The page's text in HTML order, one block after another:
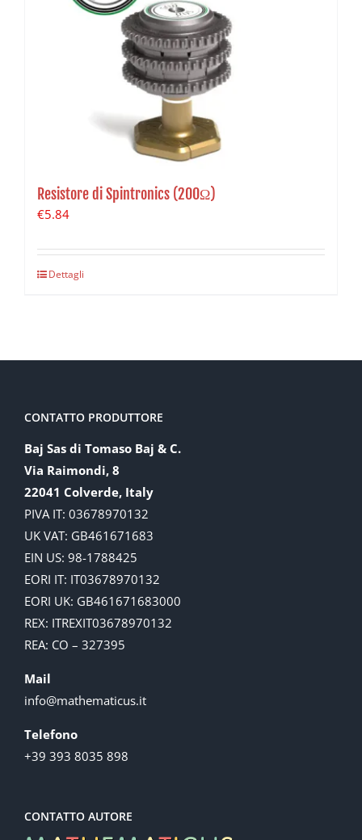
Resistore di Spintronics (200Ω)
€5.84
Dettagli
CONTATTO PRODUTTORE
Baj Sas di Tomaso Baj & C.
Via Raimondi, 8
22041 Colverde, Italy
PIVA IT: 03678970132
UK VAT: GB461671683
EIN US: 98-1788425
EORI IT: IT03678970132
EORI UK: GB461671683000
REX: ITREXIT03678970132
REA: CO – 327395
Mail
info@mathematicus.it
Telefono
+39 393 8035 898
CONTATTO AUTORE